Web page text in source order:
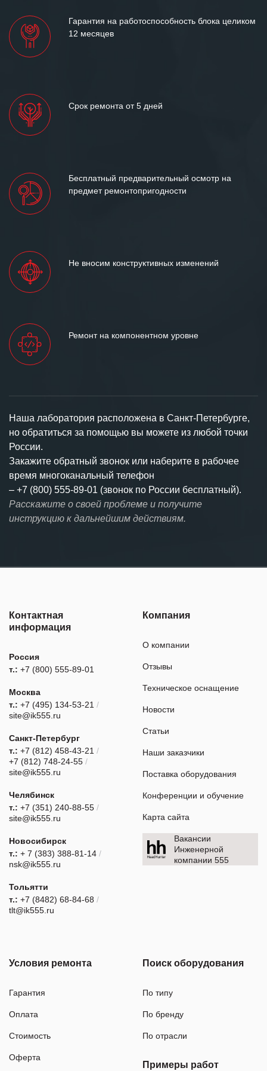
Гарантия на работоспособность блока целиком
12 месяцев
Срок ремонта от 5 дней
Бесплатный предварительный осмотр на
предмет ремонтопригодности
Не вносим конструктивных изменений
Ремонт на компонентном уровне
Наша лаборатория расположена в Санкт-Петербурге,
но обратиться за помощью вы можете из любой точки
России.
Закажите обратный звонок или наберите в рабочее
время многоканальный телефон
– +7 (800) 555-89-01 (звонок по России бесплатный).
Расскажите о своей проблеме и получите
инструкцию к дальнейшим действиям.
Контактная
информация
Россия
т.: +7 (800) 555-89-01
Москва
т.: +7 (495) 134-53-21 /
site@ik555.ru
Санкт-Петербург
т.: +7 (812) 458-43-21 /
+7 (812) 748-24-55 /
site@ik555.ru
Челябинск
т.: +7 (351) 240-88-55 /
site@ik555.ru
Новосибирск
т.: + 7 (383) 388-81-14 /
nsk@ik555.ru
Тольятти
т.: +7 (8482) 68-84-68 /
tlt@ik555.ru
Компания
О компании
Отзывы
Техническое оснащение
Новости
Статьи
Наши заказчики
Поставка оборудования
Конференции и обучение
Карта сайта
Вакансии
Инженерной
компании 555
Условия ремонта
Гарантия
Оплата
Стоимость
Оферта
Поиск оборудования
По типу
По бренду
По отрасли
Примеры работ